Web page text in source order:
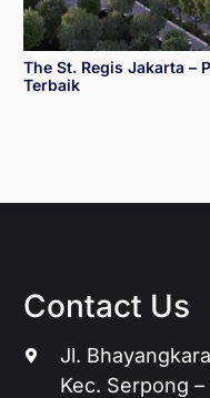
The St. Regis Jakarta –
Terbaik
Contact Us
Jl.
Kec. Serpong